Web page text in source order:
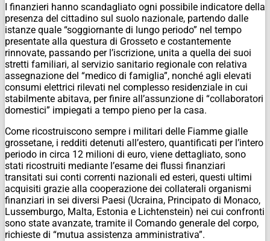
I finanzieri hanno scandagliato ogni possibile indicatore della
presenza del cittadino sul suolo nazionale, partendo dalle
istanze quale “soggiornante di lungo periodo” nel tempo
presentate alla questura di Grosseto e costantemente
rinnovate, passando per l’iscrizione, unita a quella dei suoi
stretti familiari, al servizio sanitario regionale con relativa
assegnazione del “medico di famiglia”, nonché agli elevati
consumi elettrici rilevati nel complesso residenziale in cui
stabilmente abitava, per finire all’assunzione di “collaboratori
domestici” impiegati a tempo pieno per la casa.
Come ricostruiscono sempre i militari delle Fiamme gialle
grossetane, i redditi detenuti all’estero, quantificati per l’intero
periodo in circa 12 milioni di euro, viene dettagliato, sono
stati ricostruiti mediante l’esame dei flussi finanziari
transitati sui conti correnti nazionali ed esteri, questi ultimi
acquisiti grazie alla cooperazione dei collaterali organismi
finanziari in sei diversi Paesi (Ucraina, Principato di Monaco,
Lussemburgo, Malta, Estonia e Lichtenstein) nei cui confronti
sono state avanzate, tramite il Comando generale del corpo,
richieste di “mutua assistenza amministrativa”.